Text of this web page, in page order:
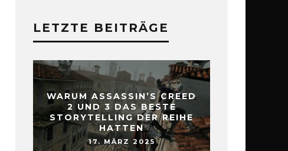
LETZTE BEITRÄGE
WARUM ASSASSIN’S CREED
2 UND 3 DAS BESTE
STORYTELLING DER REIHE
HATTEN
17. MÄRZ 2025